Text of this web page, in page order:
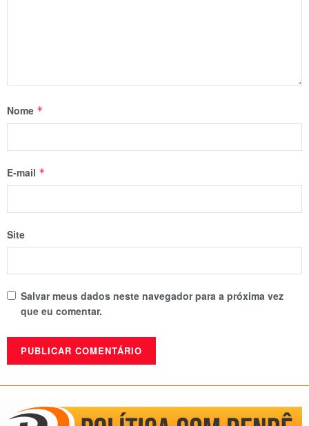
Nome *
E-mail *
Site
Salvar meus dados neste navegador para a próxima vez
que eu comentar.